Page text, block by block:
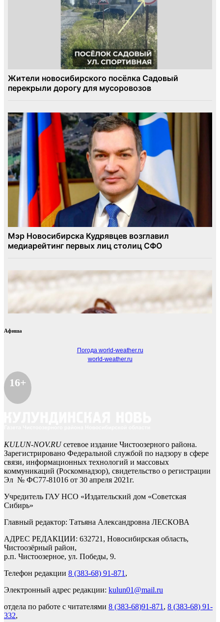
Афиша
Погода world-weather.ru
world-weather.ru
16+
KULUN-NOV.RUсетевое издание Чистоозерного района.
Зарегистрировано Федеральной службой по надзору в сфере
связи, информационных технологий и массовых
коммуникаций (Роскомнадзор), свидетельство о регистрации
Эл № ФС77-81016 от 30 апреля 2021г.
Учредитель ГАУ НСО «Издательский дом «Советская
Сибирь»
Главный редактор: Татьяна Александровна ЛЕСКОВА
АДРЕС РЕДАКЦИИ: 632721, Новосибирская область,
Чистоозёрный район,
р.п. Чистоозерное, ул. Победы, 9.
Телефон редакции 8 (383-68) 91-871 ,
Электронный адрес редакции: kulun01@mail.ru
отдела по работе с читателями 8 (383-68)91-871 , 8 (383-68) 91-
332,